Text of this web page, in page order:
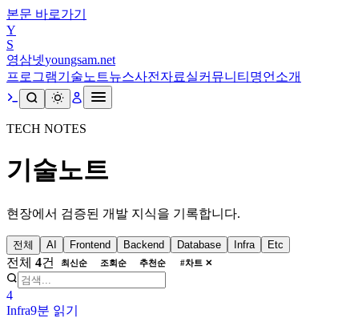
본문 바로가기
Y
S
영삼넷youngsam.net
프로그램기술노트뉴스사전 자료실커뮤니티 명언 소개
TECH NOTES
기술노트
현장에서 검증된 개발 지식을 기록합니다.
전체 AI Frontend Backend Database Infra Etc
전체 4건 최신순 조회순 추천순 #차트 ✕
4
Infra9분 읽기